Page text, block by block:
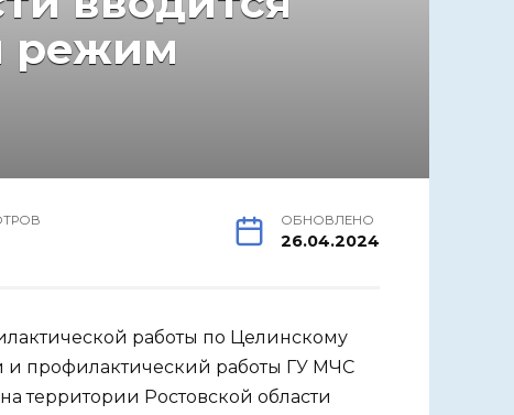
режим
ОБНОВЛЕНО
26.04.2024
работы по Целинскому
и профилактический работы ГУ МЧС
территории Ростовской области